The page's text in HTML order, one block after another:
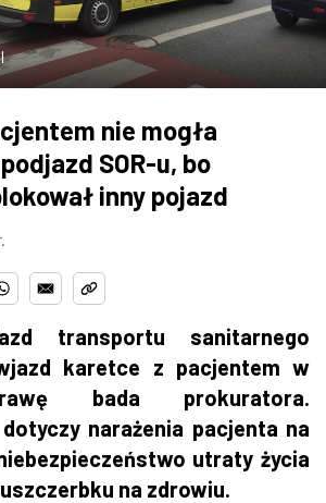
nie mogła
SOR-u, bo
inny pojazd
transportu sanitarnego
karetce z pacjentem w
bada prokuratora.
narażenia pacjenta na
utraty życia
na zdrowiu.